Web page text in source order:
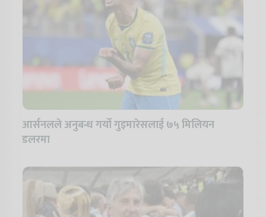
आर्सनलले अनुबन्ध गर्यो गुइमारेसलाई ७५ मिलियन
डलरमा